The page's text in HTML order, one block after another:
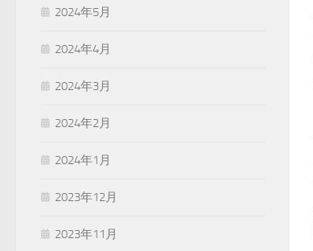
2024年5月
2024年4月
2024年3月
2024年2月
2024年1月
2023年12月
2023年11月